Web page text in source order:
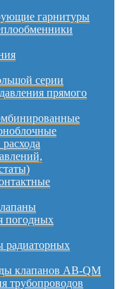
гарнитуры
серии
прямого
погодных
радиаторных
клапанов AB-QM
трубопроводов